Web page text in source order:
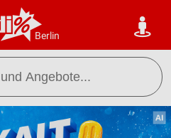
Berlin